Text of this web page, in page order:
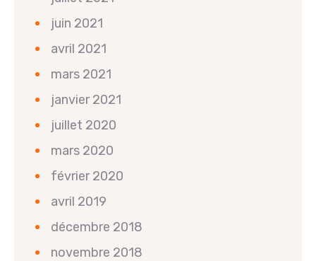
juin 2021
avril 2021
mars 2021
janvier 2021
juillet 2020
mars 2020
février 2020
avril 2019
décembre 2018
novembre 2018